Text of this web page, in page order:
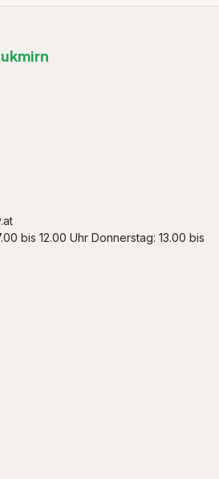
bis 12.00 Uhr Donnerstag: 13.00 bis